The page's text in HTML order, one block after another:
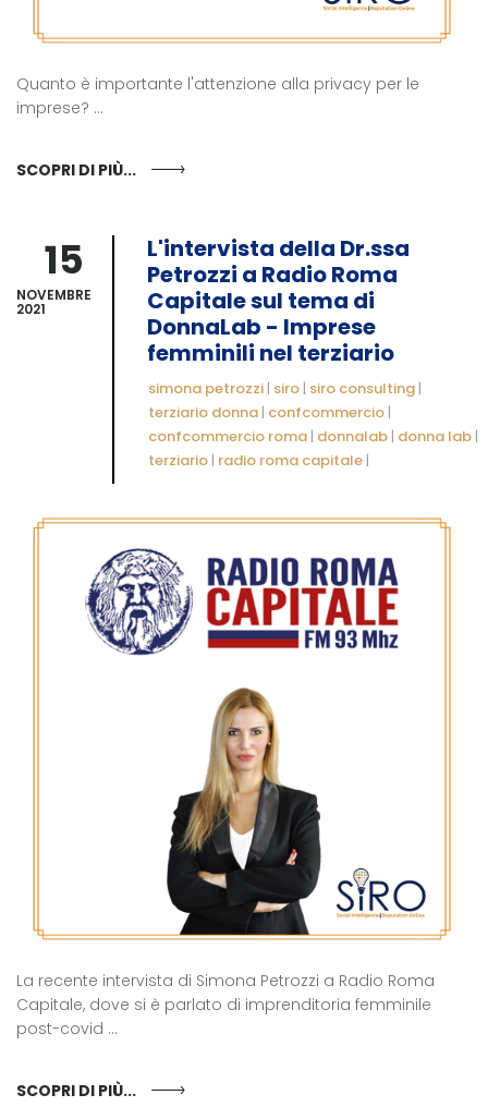
Quanto è importante l'attenzione alla privacy per le
imprese? ...
SCOPRI DI PIÙ...
15
NOVEMBRE
2021
L'intervista della Dr.ssa
Petrozzi a Radio Roma
Capitale sul tema di
DonnaLab - Imprese
femminili nel terziario
simona petrozzi | siro | siro consulting |
terziario donna | confcommercio |
confcommercio roma | donnalab | donna lab |
terziario | radio roma capitale |
La recente intervista di Simona Petrozzi a Radio Roma
Capitale, dove si è parlato di imprenditoria femminile
post-covid ...
SCOPRI DI PIÙ...